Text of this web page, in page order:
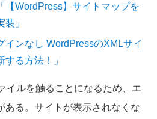
【WordPress】サイトマップを
」
インなし WordPressのXMLサイ
する方法！」
イルを触ることになるため、エ
ある。サイトが表示されなくな